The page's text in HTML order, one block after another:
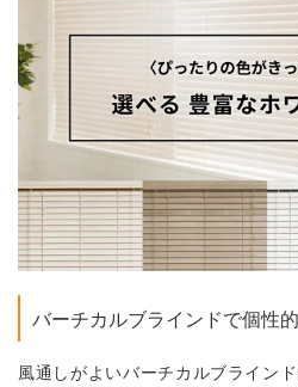
バーチカルブラインドで個性
風通しがよいバーチカルブライン